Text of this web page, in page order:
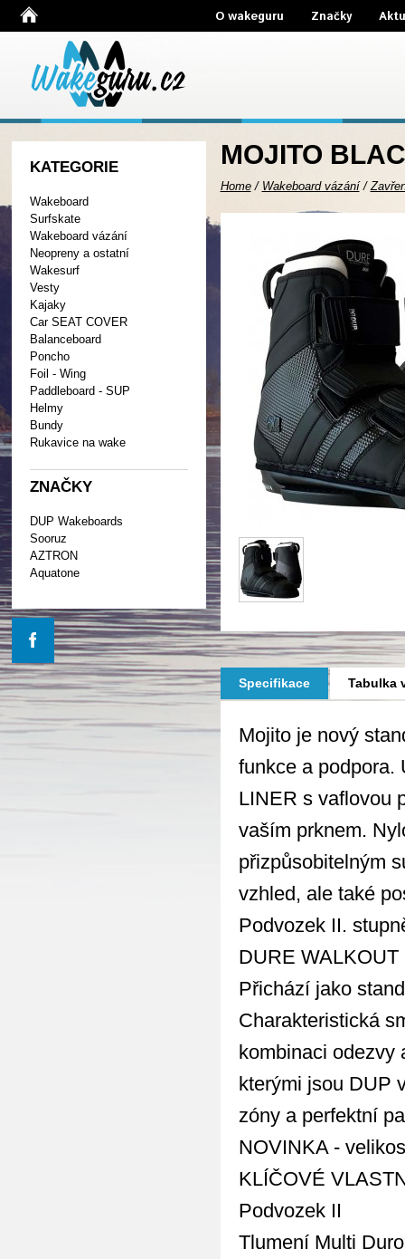
O wakeguru Značky
KATEGORIE
Wakeboard
Surfskate
Wakeboard vázání
Neopreny a ostatní
Wakesurf
Vesty
Kajaky
Car SEAT COVER
Balanceboard
Poncho
Foil - Wing
Paddleboard - SUP
Helmy
Bundy
Rukavice na wake
ZNAČKY
DUP Wakeboards
Sooruz
AZTRON
Aquatone
MOJITO
Home/ Wakeboard vázání/
Specifikace Tabulka
Mojito je nový
funkce a podpora.
LINER s vaflovou
vaším prknem.
přizpůsobitelným
vzhled, ale také
Podvozek II.
DURE
Přichází jako
Charakteristická
kombinaci odezvy
kterými jsou DUP
zóny a perfektní
NOVINKA -
KLÍČOVÉ
Podvozek II
Tlumení Multi